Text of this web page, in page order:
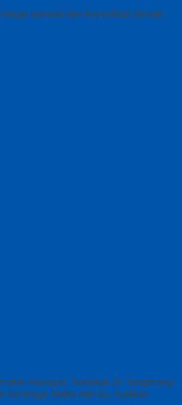
spesial dan konsultasi desain
Kampus Terdekat Di Tangerang
lembaga Maka dari itu, kualitas